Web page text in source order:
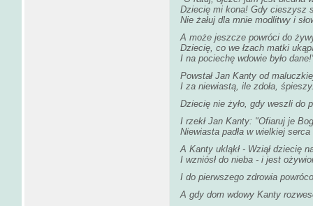
Dziecię mi kona! Gdy cieszysz
Nie żałuj dla mnie modlitwy i
A może jeszcze powróci do
Dziecię, co we łzach matki
I na pociechę wdowie było
Powstał Jan Kanty od
I za niewiastą, ile zdoła,
Dziecię nie żyło, gdy weszli do
I rzekł Jan Kanty: "Ofiaruj je
Niewiasta padła w wielkiej
A Kanty ukląkł - Wziął dziecię
I wzniósł do nieba - i jest
I do pierwszego zdrowia
A gdy dom wdowy Kanty